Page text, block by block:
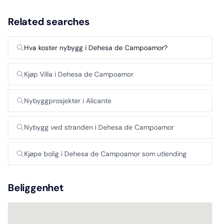
Related searches
Hva koster nybygg i Dehesa de Campoamor?
Kjøp Villa i Dehesa de Campoamor
Nybyggprosjekter i Alicante
Nybygg ved stranden i Dehesa de Campoamor
Kjøpe bolig i Dehesa de Campoamor som utlending
Beliggenhet